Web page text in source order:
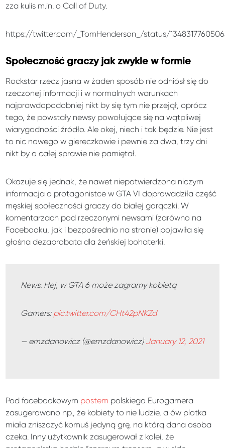
zza kulis m.in. o Call of Duty.
https://twitter.com/_TomHenderson_/status/
Społeczność graczy jak zwykle w formie
Rockstar rzecz jasna w żaden sposób nie odniósł się do
rzeczonej informacji i w normalnych warunkach
najprawdopodobniej nikt by się tym nie przejął, oprócz
tego, że powstały newsy powołujące się na wątpliwej
wiarygodności źródło. Ale okej, niech i tak będzie. Nie jest
to nic nowego w giereczkowie i pewnie za dwa, trzy dni
nikt by o całej sprawie nie pamiętał.
Okazuje się jednak, że nawet niepotwierdzona niczym
informacja o protagonistce w GTA VI doprowadziła część
męskiej społeczności graczy do białej gorączki. W
komentarzach pod rzeczonymi newsami (zarówno na
Facebooku, jak i bezpośrednio na stronie) pojawiła się
głośna dezaprobata dla żeńskiej bohaterki.
News: Hej, w GTA 6 może zagramy kobietą
Gamers:pic.twitter.com/CHt42pNKZd
— emzdanowicz (@emzdanowicz) January 12, 2021
Pod facebookowym postem polskiego Eurogamera
zasugerowano np., że kobiety to nie ludzie, a ów plotka
miała zniszczyć komuś jedyną grę, na którą dana osoba
czeka. Inny użytkownik zasugerował z kolei, że